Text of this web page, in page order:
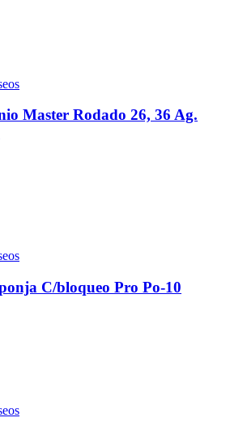
Master Rodado 26, 36 Ag.
C/bloqueo Pro Po-10